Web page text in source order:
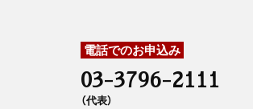
電話でのお申込み
03-3796-2111
（代表）